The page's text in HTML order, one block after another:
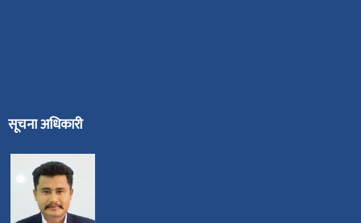
सूचना अधिकारी